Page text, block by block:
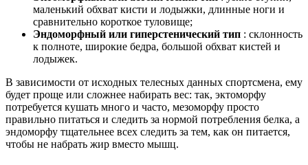
маленький обхват кисти и лодыжки, длинные ноги и
сравнительно короткое туловище;
Эндоморфный или гиперстенический тип : склонность
к полноте, широкие бедра, большой обхват кистей и
лодыжек.
В зависимости от исходных телесных данных спортсмена, ему
будет проще или сложнее набирать вес: так, эктоморфу
потребуется кушать много и часто, мезоморфу просто
правильно питаться и следить за нормой потребления белка, а
эндоморфу тщательнее всех следить за тем, как он питается,
чтобы не набрать жир вместо мышц.